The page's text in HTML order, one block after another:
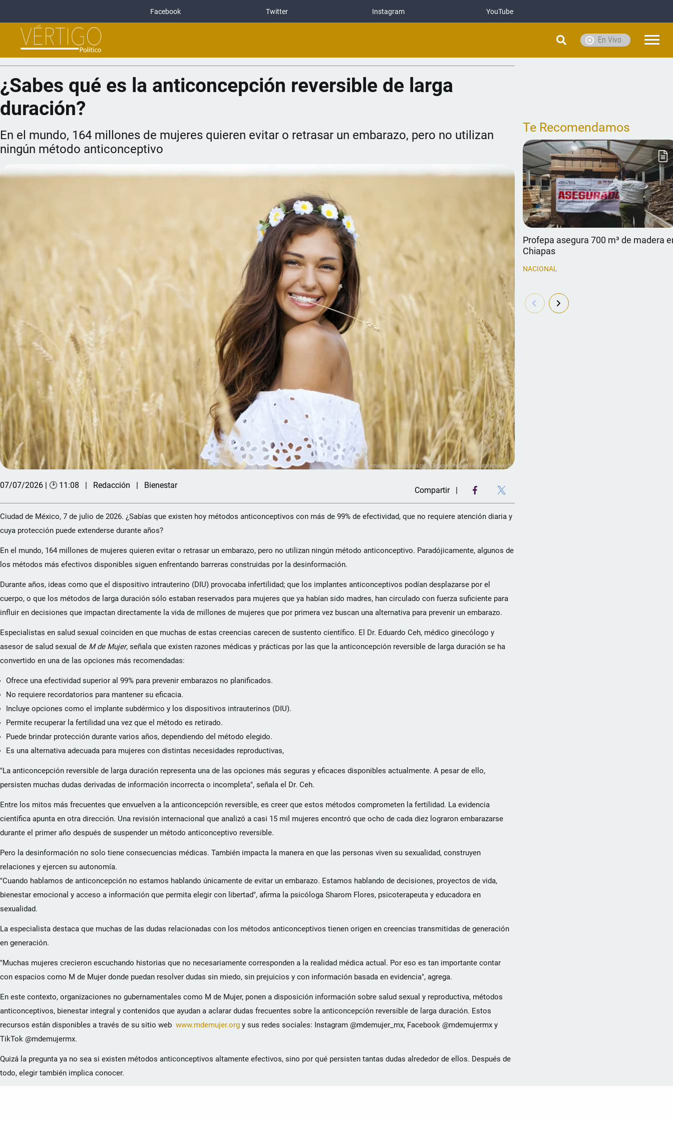
Facebook Twitter Instagram YouTube
En Vivo
¿Sabes qué es la anticoncepción reversible de larga
duración?
En el mundo, 164 millones de mujeres quieren evitar o retrasar un embarazo, pero no utilizan
ningún método anticonceptivo
07/07/2026 | 🕑 11:08 Redacción Bienestar
Compartir
Ciudad de México, 7 de julio de 2026. ¿Sabías que existen hoy métodos anticonceptivos con más de 99% de efectividad, que no requiere atención diaria y
cuya protección puede extenderse durante años?
En el mundo, 164 millones de mujeres quieren evitar o retrasar un embarazo, pero no utilizan ningún método anticonceptivo. Paradójicamente, algunos de
los métodos más efectivos disponibles siguen enfrentando barreras construidas por la desinformación.
Durante años, ideas como que el dispositivo intrauterino (DIU) provocaba infertilidad; que los implantes anticonceptivos podían desplazarse por el
cuerpo, o que los métodos de larga duración sólo estaban reservados para mujeres que ya habían sido madres, han circulado con fuerza suficiente para
influir en decisiones que impactan directamente la vida de millones de mujeres que por primera vez buscan una alternativa para prevenir un embarazo.
Especialistas en salud sexual coinciden en que muchas de estas creencias carecen de sustento científico. El Dr. Eduardo Ceh, médico ginecólogo y
asesor de salud sexual de M de Mujer, señala que existen razones médicas y prácticas por las que la anticoncepción reversible de larga duración se ha
convertido en una de las opciones más recomendadas:
Ofrece una efectividad superior al 99% para prevenir embarazos no planificados.
No requiere recordatorios para mantener su eficacia.
Incluye opciones como el implante subdérmico y los dispositivos intrauterinos (DIU).
Permite recuperar la fertilidad una vez que el método es retirado.
Puede brindar protección durante varios años, dependiendo del método elegido.
Es una alternativa adecuada para mujeres con distintas necesidades reproductivas,
"La anticoncepción reversible de larga duración representa una de las opciones más seguras y eficaces disponibles actualmente. A pesar de ello,
persisten muchas dudas derivadas de información incorrecta o incompleta", señala el Dr. Ceh.
Entre los mitos más frecuentes que envuelven a la anticoncepción reversible, es creer que estos métodos comprometen la fertilidad. La evidencia
científica apunta en otra dirección. Una revisión internacional que analizó a casi 15 mil mujeres encontró que ocho de cada diez lograron embarazarse
durante el primer año después de suspender un método anticonceptivo reversible.
Pero la desinformación no solo tiene consecuencias médicas. También impacta la manera en que las personas viven su sexualidad, construyen
relaciones y ejercen su autonomía.
"Cuando hablamos de anticoncepción no estamos hablando únicamente de evitar un embarazo. Estamos hablando de decisiones, proyectos de vida,
bienestar emocional y acceso a información que permita elegir con libertad", afirma la psicóloga Sharom Flores, psicoterapeuta y educadora en
sexualidad.
La especialista destaca que muchas de las dudas relacionadas con los métodos anticonceptivos tienen origen en creencias transmitidas de generación
en generación.
"Muchas mujeres crecieron escuchando historias que no necesariamente corresponden a la realidad médica actual. Por eso es tan importante contar
con espacios como M de Mujer donde puedan resolver dudas sin miedo, sin prejuicios y con información basada en evidencia", agrega.
En este contexto, organizaciones no gubernamentales como M de Mujer, ponen a disposición información sobre salud sexual y reproductiva, métodos
anticonceptivos, bienestar integral y contenidos que ayudan a aclarar dudas frecuentes sobre la anticoncepción reversible de larga duración. Estos
recursos están disponibles a través de su sitio web www.mdemujer.org y sus redes sociales: Instagram @mdemujer_mx, Facebook @mdemujermx y
TikTok @mdemujermx.
Quizá la pregunta ya no sea si existen métodos anticonceptivos altamente efectivos, sino por qué persisten tantas dudas alrededor de ellos. Después de
todo, elegir también implica conocer.
Te Recomendamos
Profepa asegura 700 m³ de madera
Chiapas
NACIONAL